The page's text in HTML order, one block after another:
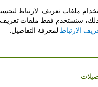
تفاصيل الشركة
ملفات تعريف الارتباط
لذلك، سنستخدم فقط ملفات تعريف
الارتباط لمعرفة التفاصيل.